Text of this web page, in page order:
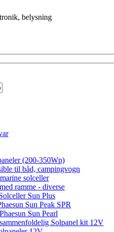
(200-350Wp)
til båd, campingvogn
solceller
ramme - diverse
Sun Plus
Sun Peak SPR
Sun Pearl
Solpanel kit 12V